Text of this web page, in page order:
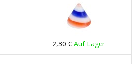
2,30 € Auf Lager